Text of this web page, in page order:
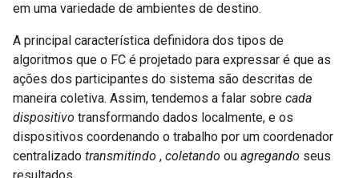
em uma variedade de ambientes de destino.
A principal característica definidora dos tipos de
algoritmos que o FC é projetado para expressar é que as
ações dos participantes do sistema são descritas de
maneira coletiva. Assim, tendemos a falar sobre cada
dispositivo transformando dados localmente, e os
dispositivos coordenando o trabalho por um coordenador
centralizado transmitindo , coletando ou agregando seus